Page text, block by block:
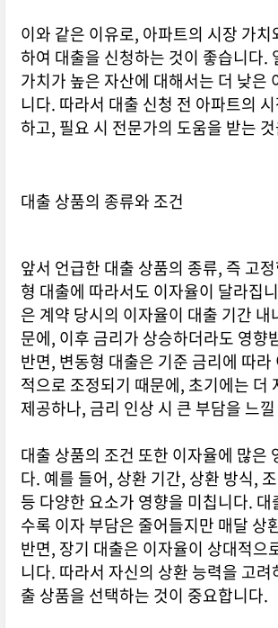
이와 같은 이유로, 아파트의 시장 가치
하여 대출을 신청하는 것이 좋습니다.
가치가 높은 자산에 대해서는 더 낮은
니다. 따라서 대출 신청 전 아파트의
하고, 필요 시 전문가의 도움을 받는
대출 상품의 종류와 조건
앞서 언급한 대출 상품의 종류, 즉 고
형 대출에 따라서도 이자율이 달라집
은 계약 당시의 이자율이 대출 기간 내
문에, 이후 금리가 상승하더라도 영향
반면, 변동형 대출은 기준 금리에 따라
적으로 조정되기 때문에, 초기에는 더
제공하나, 금리 인상 시 큰 부담을 느
대출 상품의 조건 또한 이자율에 많은
다. 예를 들어, 상환 기간, 상환 방식,
등 다양한 요소가 영향을 미칩니다. 대
수록 이자 부담은 줄어들지만 매달 상
반면, 장기 대출은 이자율이 상대적으
니다. 따라서 자신의 상환 능력을 고려
출 상품을 선택하는 것이 중요합니다.